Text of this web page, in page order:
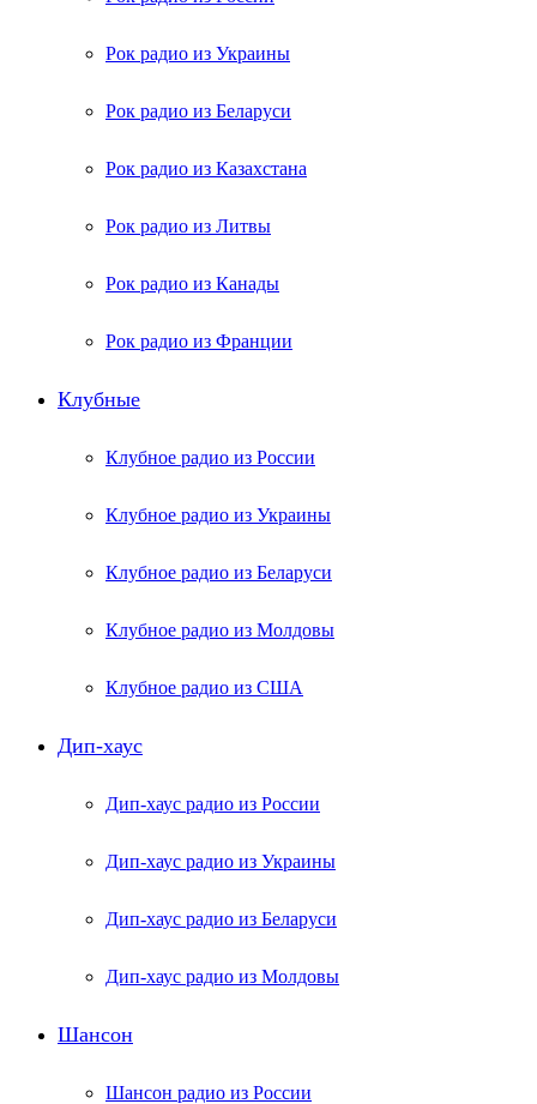
Рок радио из Украины
Рок радио из Беларуси
Рок радио из Казахстана
Рок радио из Литвы
Рок радио из Канады
Рок радио из Франции
Клубные
Клубное радио из России
Клубное радио из Украины
Клубное радио из Беларуси
Клубное радио из Молдовы
Клубное радио из США
Дип-хаус
Дип-хаус радио из России
Дип-хаус радио из Украины
Дип-хаус радио из Беларуси
Дип-хаус радио из Молдовы
Шансон
Шансон радио из России